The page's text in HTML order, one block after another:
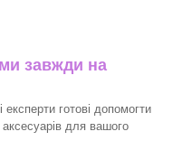
ми завжди на
готові допомогти
для вашого